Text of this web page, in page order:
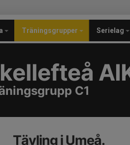
Träningsgrupper Serielag
C1
Tävling i Umeå.